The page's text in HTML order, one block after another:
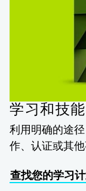
学习和技能
利用明确的途
作、认证或其他
查找您的学习